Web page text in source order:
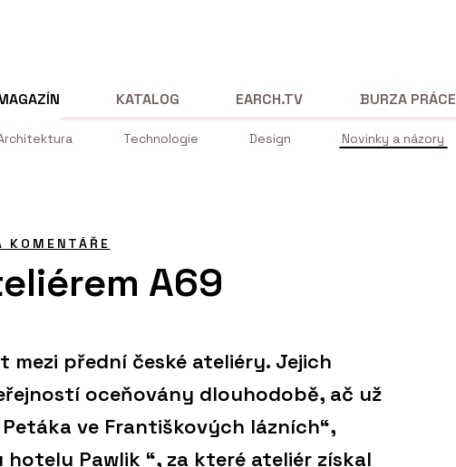
Technologie Design Novinky a názory
KATALOG EARCH.TV BURZA PRÁCE
KOMENTÁŘE
A69
mezi přední české ateliéry. Jejich
oceňovány dlouhodobě, ač už
ve Františkových lázních“,
Pawlik “, za které ateliér získal